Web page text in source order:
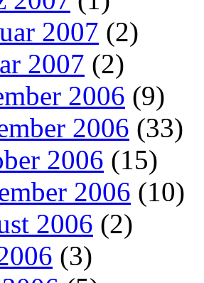
2007 (2)
2007 (2)
2006 (9)
2006 (33)
2006 (15)
2006 (10)
2006 (2)
(3)